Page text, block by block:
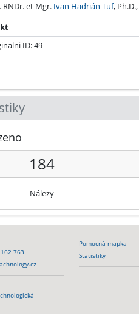
RNDr. et Mgr. Ivan Hadrián Tuf, Ph.D.,
ID: 49
184
Nálezy
763
Pomocná mapka
Statistiky